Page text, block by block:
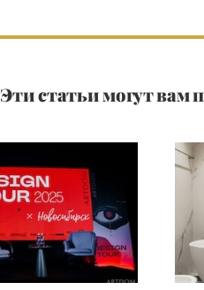
Эти статьи могут вам